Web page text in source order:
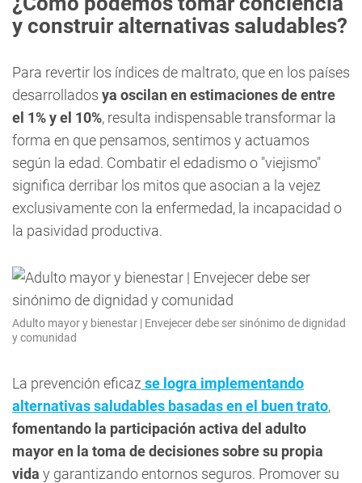
y construir alternativas saludables?
Para revertir los índices de maltrato, que en los países
desarrollados ya oscilan en estimaciones de entre
el 1% y el 10%, resulta indispensable transformar la
forma en que pensamos, sentimos y actuamos
según la edad. Combatir el edadismo o "viejismo"
significa derribar los mitos que asocian a la vejez
exclusivamente con la enfermedad, la incapacidad o
la pasividad productiva.
Adulto mayor y bienestar | Envejecer debe ser sinónimo de dignidad
y comunidad
La prevención eficaz se logra implementando
alternativas saludables basadas en el buen trato,
fomentando la participación activa del adulto
mayor en la toma de decisiones sobre su propia
vida y garantizando entornos seguros. Promover su